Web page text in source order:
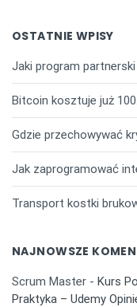
OSTATNIE WPISY
Jaki program
Bitcoin kosztuje już
Gdzie przechowywać
Jak zaprogramować
Transport kostki
NAJNOWSZE
Scrum Master - Kurs
Praktyka – Udemy